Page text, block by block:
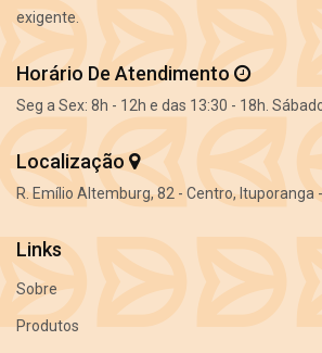
exigente.
Horário De Atendimento
Seg a Sex: 8h - 12h e das 13:30 - 18h.
Localização
R. Emílio Altemburg, 82 - Centro, Ituporanga
Links
Sobre
Produtos